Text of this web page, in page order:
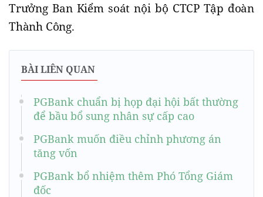
Trưởng Ban Kiểm soát nội bộ CTCP Tập đoàn
Thành Công.
BÀI LIÊN QUAN
PGBank chuẩn bị họp đại hội bất thường
để bầu bổ sung nhân sự cấp cao
PGBank muốn điều chỉnh phương án
tăng vốn
PGBank bổ nhiệm thêm Phó Tổng Giám
đốc